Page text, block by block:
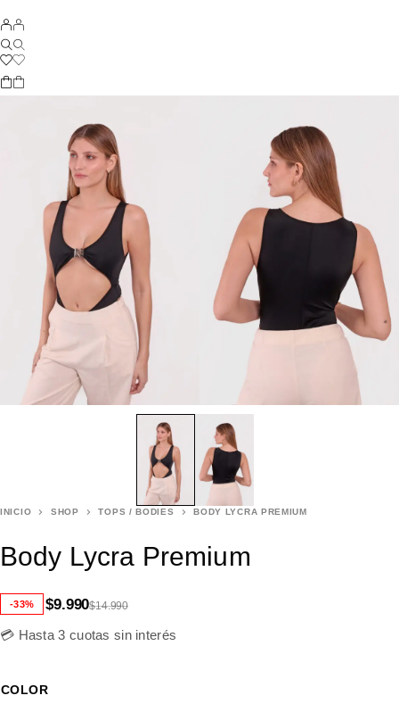
INICIO SHOP TOPS / BODIES BODY LYCRA PREMIUM
Body Lycra Premium
-33% $14.990
$9.990
💳 Hasta 3 cuotas sin interés
COLOR